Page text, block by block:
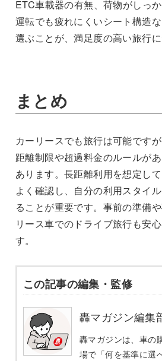
ETC車載器の有無、荷物がしっ
運転でも疲れにくいシート構造
選ぶことが、満足度の高い旅行に
まとめ
カーリースでも旅行は可能です
距離制限や超過料金のルールが
あります。長距離利用を想定し
よく確認し、自分の利用スタイ
ることが重要です。事前の準備
リース車でのドライブ旅行も安
す。
この記事の編集・監修
轟マガジン編集
轟マガジンは、車の
場で「何を基準に選